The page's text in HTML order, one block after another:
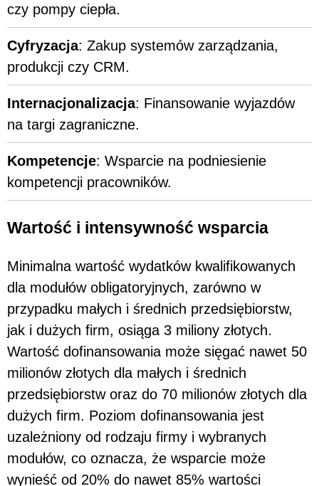
czy pompy ciepła.
Cyfryzacja: Zakup systemów zarządzania,
produkcji czy CRM.
Internacjonalizacja: Finansowanie wyjazdów
na targi zagraniczne.
Kompetencje: Wsparcie na podniesienie
kompetencji pracowników.
Wartość i intensywność wsparcia
Minimalna wartość wydatków kwalifikowanych
dla modułów obligatoryjnych, zarówno w
przypadku małych i średnich przedsiębiorstw,
jak i dużych firm, osiąga 3 miliony złotych.
Wartość dofinansowania może sięgać nawet 50
milionów złotych dla małych i średnich
przedsiębiorstw oraz do 70 milionów złotych dla
dużych firm. Poziom dofinansowania jest
uzależniony od rodzaju firmy i wybranych
modułów, co oznacza, że wsparcie może
wynieść od 20% do nawet 85% wartości